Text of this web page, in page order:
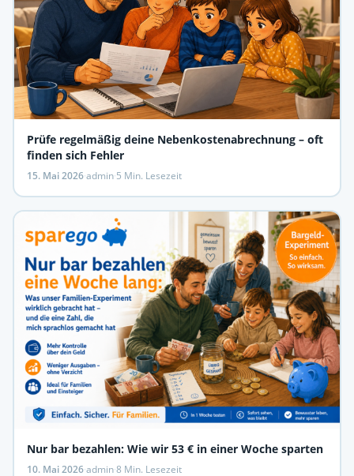
Prüfe regelmäßig deine Nebenkostenabrechnung – oft
finden sich Fehler
15. Mai 2026·admin·5 Min. Lesezeit
Nur bar bezahlen: Wie wir 53 € in einer Woche sparten
10. Mai 2026·admin·8 Min. Lesezeit